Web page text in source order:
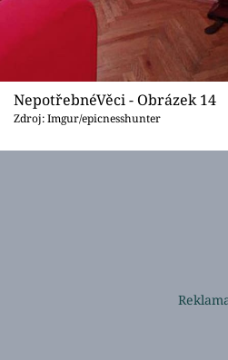
NepotřebnéVěci - Obrázek 14
Zdroj: Imgur/epicnesshunter